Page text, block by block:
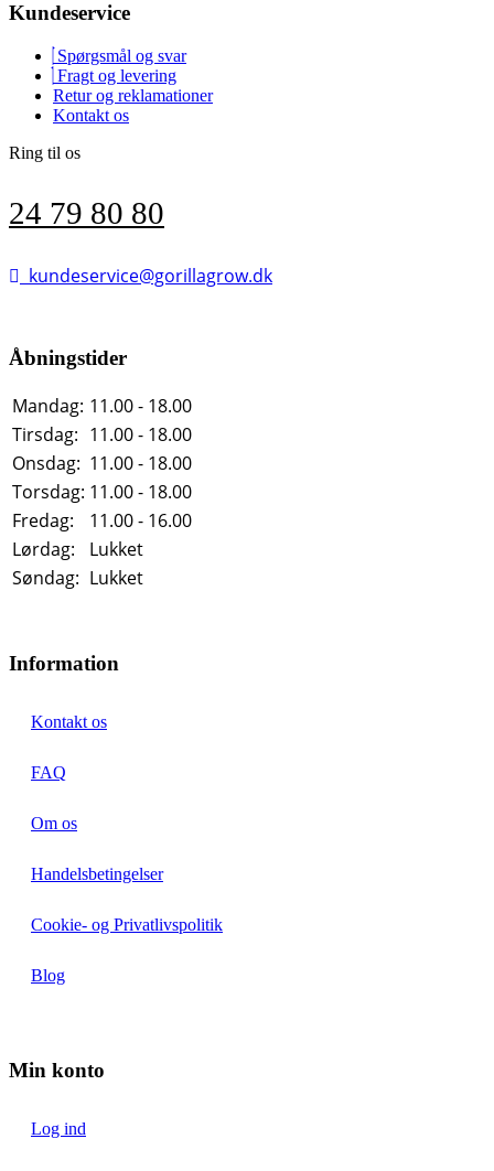
Kundeservice
Spørgsmål og svar
Fragt og levering
Retur og reklamationer
Kontakt os
Ring til os
24 79 80 80
kundeservice@gorillagrow.dk
Åbningstider
Mandag: 11.00 - 18.00
Tirsdag: 11.00 - 18.00
Onsdag: 11.00 - 18.00
Torsdag: 11.00 - 18.00
Fredag:
11.00 - 16.00
Lørdag:
Lukket
Søndag: Lukket
Information
Kontakt os
FAQ
Om os
Handelsbetingelser
Cookie- og Privatlivspolitik
Blog
Min konto
Log ind